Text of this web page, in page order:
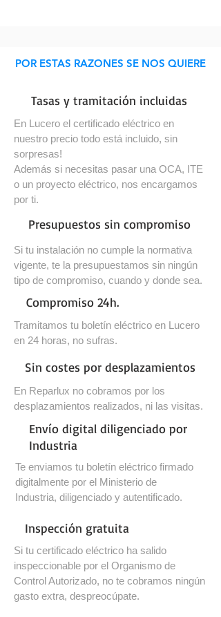
POR ESTAS RAZONES SE NOS QUIERE
Tasas y tramitación incluidas
En Lucero el certificado eléctrico en
nuestro precio todo está incluido, sin
sorpresas!
Además si necesitas pasar una OCA, ITE
o un proyecto eléctrico, nos encargamos
por ti.
Presupuestos sin compromiso
Si tu instalación no cumple la normativa
vigente, te la presupuestamos sin ningún
tipo de compromiso, cuando y donde sea.
Compromiso 24h.
Tramitamos tu boletín eléctrico en Lucero
en 24 horas, no sufras.
Sin costes por desplazamientos
En Reparlux no cobramos por los
desplazamientos realizados, ni las visitas.
Envío digital diligenciado por
Industria
Te enviamos tu boletín eléctrico firmado
digitalmente por el Ministerio de
Industria, diligenciado y autentificado.
Inspección gratuita
Si tu certificado eléctrico ha salido
inspeccionable por el Organismo de
Control Autorizado, no te cobramos ningún
gasto extra, despreocúpate.